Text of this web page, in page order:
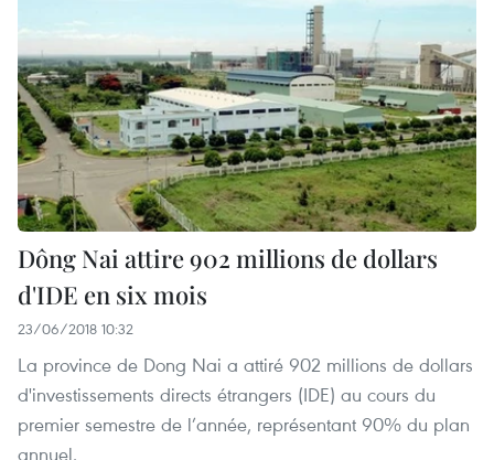
Dông Nai attire 902 millions de dollars
d'IDE en six mois
23/06/2018 10:32
La province de Dong Nai a attiré 902 millions de dollars
d'investissements directs étrangers (IDE) au cours du
premier semestre de l’année, représentant 90% du plan
annuel.